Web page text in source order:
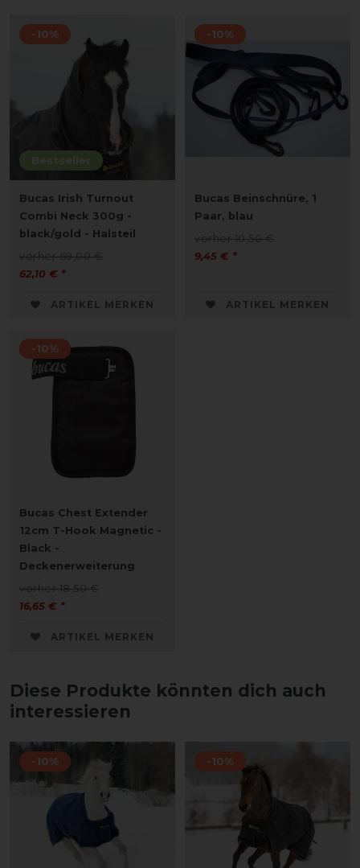
Bestseller
-10%
Bucas Irish Turnout
Combi Neck 300g -
black/gold - Halsteil
vorher 69,00 €
62,10 € *
ARTIKEL MERKEN
-10%
Bucas Beinschnüre, 1
Paar, blau
vorher 10,50 €
9,45 € *
ARTIKEL MERKEN
-10%
Bucas Chest Extender
12cm T-Hook Magnetic -
Black -
Deckenerweiterung
vorher 18,50 €
16,65 € *
ARTIKEL MERKEN
Diese Produkte könnten dich auch
interessieren
-10% -10%